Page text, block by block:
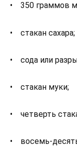
• 350 граммов
• стакан сахара;
• сода или
• стакан муки;
• четверть
• восемь-